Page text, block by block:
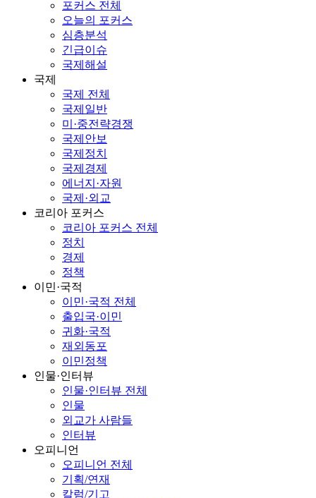
포커스 전체
오늘의 포커스
심층분석
긴급이슈
국제해설
국제
국제 전체
국제일반
미·중전략경쟁
국제안보
국제정치
국제경제
에너지·자원
국제·외교
코리아 포커스
코리아 포커스 전체
정치
경제
정책
이민·국적
이민·국적 전체
출입국·이민
귀화·국적
재외동포
이민정책
인물·인터뷰
인물·인터뷰 전체
인물
외교가 사람들
인터뷰
오피니언
오피니언 전체
기획/연재
칼럼/기고